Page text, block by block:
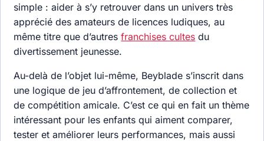
simple : aider à s’y retrouver dans un univers très
apprécié des amateurs de licences ludiques, au
même titre que d’autresfranchises cultes du
divertissement jeunesse.
Au-delà de l’objet lui-même, Beyblade s’inscrit dans
une logique de jeu d’affrontement, de collection et
de compétition amicale. C’est ce qui en fait un thème
intéressant pour les enfants qui aiment comparer,
tester et améliorer leurs performances, mais aussi